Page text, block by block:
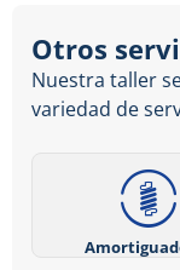
Otros
Nuestra taller
variedad de